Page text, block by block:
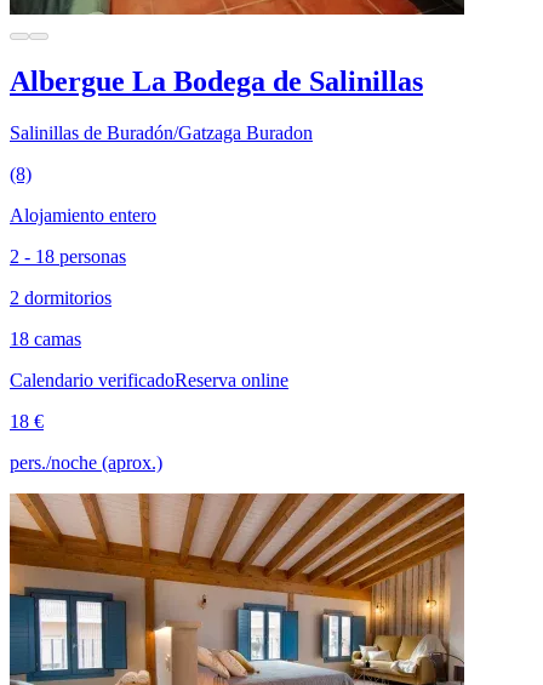
Albergue La Bodega de Salinillas
Salinillas de Buradón/Gatzaga Buradon
(8)
Alojamiento entero
2 - 18 personas
2 dormitorios
18 camas
Calendario verificadoReserva online
18 €
pers./noche (aprox.)